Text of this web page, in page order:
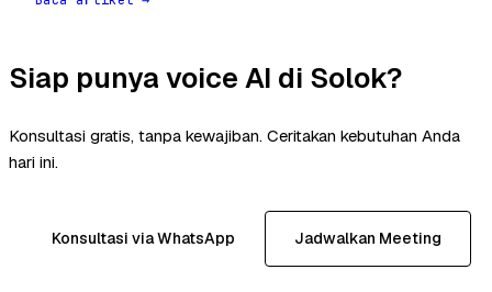
Siap punya voice AI di Solok?
Konsultasi gratis, tanpa kewajiban. Ceritakan kebutuhan Anda
hari ini.
Konsultasi via WhatsApp Jadwalkan Meeting